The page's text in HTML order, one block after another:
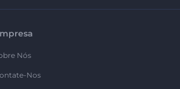
Nós
Nos